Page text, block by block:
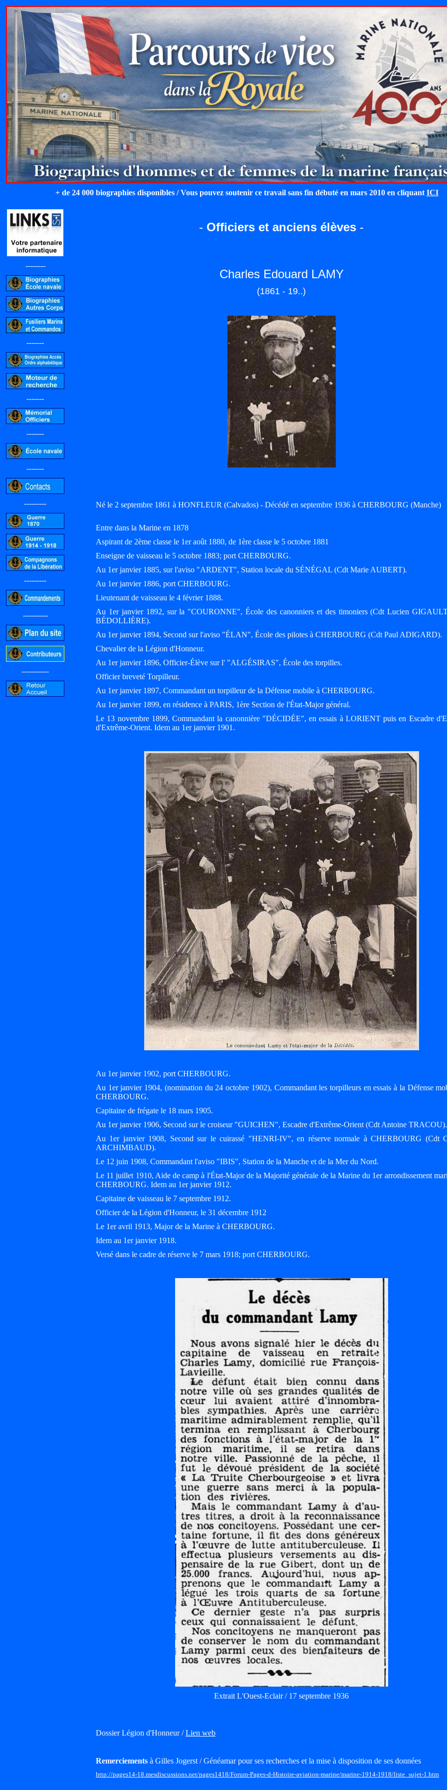
+ de 24 000 biographies disponibles / Vous pouvez soutenir ce travail sans fin débuté en mars 2010 en cliquant ICI
--------
-------
-------
-------
-------
---------
---------
----------
-----------
- Officiers et anciens élèves -
Charles Edouard LAMY
(1861 - 19..)
Né le 2 septembre 1861 à HONFLEUR (Calvados) - Décédé en septembre 1936 à CHERBOURG (Manche)
Entre dans la Marine en 1878
Aspirant de 2ème classe le 1er août 1880, de 1ère classe le 5 octobre 1881
Enseigne de vaisseau le 5 octobre 1883; port CHERBOURG.
Au 1er janvier 1885, sur l'aviso "ARDENT", Station locale du SÉNÉGAL (Cdt Marie AUBERT).
Au 1er janvier 1886, port CHERBOURG.
Lieutenant de vaisseau le 4 février 1888.
Au 1er janvier 1892, sur la "COURONNE", École des canonniers et des timoniers (Cdt Lucien
BÉDOLLIÈRE).
Au 1er janvier 1894, Second sur l'aviso "ÉLAN", École des pilotes à CHERBOURG (Cdt Paul ADIGARD).
Chevalier de la Légion d'Honneur.
Au 1er janvier 1896, Officier-Élève sur l' "ALGÉSIRAS", École des torpilles.
Officier breveté Torpilleur.
Au 1er janvier 1897, Commandant un torpilleur de la Défense mobile à CHERBOURG.
Au 1er janvier 1899, en résidence à PARIS, 1ère Section de l'État-Major général.
Le 13 novembre 1899, Commandant la canonnière "DÉCIDÉE", en essais à LORIENT puis en Escadre
d'Extrême-Orient. Idem au 1er janvier 1901.
Au 1er janvier 1902, port CHERBOURG.
Au 1er janvier 1904, (nomination du 24 octobre 1902), Commandant les torpilleurs en essais à la Défense
CHERBOURG.
Capitaine de frégate le 18 mars 1905.
Au 1er janvier 1906, Second sur le croiseur "GUICHEN", Escadre d'Extrême-Orient (Cdt Antoine TRACOU).
Au 1er janvier 1908, Second sur le cuirassé "HENRI-IV", en réserve normale à CHERBOURG (Cdt
ARCHIMBAUD).
Le 12 juin 1908, Commandant l'aviso "IBIS", Station de la Manche et de la Mer du Nord.
Le 11 juillet 1910, Aide de camp à l'État-Major de la Majorité générale de la Marine du 1er arrondissement
CHERBOURG. Idem au 1er janvier 1912.
Capitaine de vaisseau le 7 septembre 1912.
Officier de la Légion d'Honneur, le 31 décembre 1912
Le 1er avril 1913, Major de la Marine à CHERBOURG.
Idem au 1er janvier 1918.
Versé dans le cadre de réserve le 7 mars 1918; port CHERBOURG.
Extrait L'Ouest-Eclair / 17 septembre 1936
Dossier Légion d'Honneur /Lien web
Remerciements à Gilles Jogerst / Généamar pour ses recherches et la mise à disposition de ses données
http://pages14-18.mesdiscussions.net/pages1418/Forum-Pages-d-Histoire-aviation-marine/marine-1914-1918/liste_sujet-1.htm